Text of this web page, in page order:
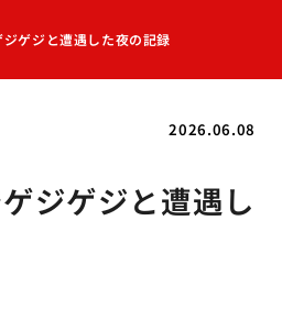
ゲジと遭遇した夜の記録
2026.06.08
ジゲジと遭遇し